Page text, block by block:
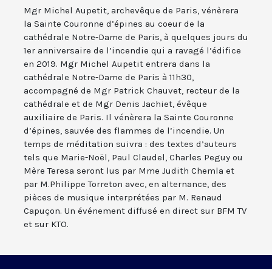
Mgr Michel Aupetit, archevêque de Paris, vénèrera
la Sainte Couronne d’épines au coeur de la
cathédrale Notre-Dame de Paris, à quelques jours du
1er anniversaire de l’incendie qui a ravagé l’édifice
en 2019. Mgr Michel Aupetit entrera dans la
cathédrale Notre-Dame de Paris à 11h30,
accompagné de Mgr Patrick Chauvet, recteur de la
cathédrale et de Mgr Denis Jachiet, évêque
auxiliaire de Paris. Il vénèrera la Sainte Couronne
d’épines, sauvée des flammes de l’incendie. Un
temps de méditation suivra : des textes d’auteurs
tels que Marie-Noël, Paul Claudel, Charles Peguy ou
Mère Teresa seront lus par Mme Judith Chemla et
par M.Philippe Torreton avec, en alternance, des
pièces de musique interprétées par M. Renaud
Capuçon. Un événement diffusé en direct sur BFM TV
et sur KTO.